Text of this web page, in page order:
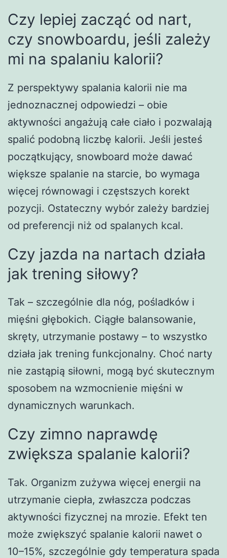
Czy lepiej zacząć od nart,
czy snowboardu, jeśli zależy
mi na spalaniu kalorii?
Z perspektywy spalania kalorii nie ma
jednoznacznej odpowiedzi – obie
aktywności angażują całe ciało i pozwalają
spalić podobną liczbę kalorii. Jeśli jesteś
początkujący, snowboard może dawać
większe spalanie na starcie, bo wymaga
więcej równowagi i częstszych korekt
pozycji. Ostateczny wybór zależy bardziej
od preferencji niż od spalanych kcal.
Czy jazda na nartach działa
jak trening siłowy?
Tak – szczególnie dla nóg, pośladków i
mięśni głębokich. Ciągłe balansowanie,
skręty, utrzymanie postawy – to wszystko
działa jak trening funkcjonalny. Choć narty
nie zastąpią siłowni, mogą być skutecznym
sposobem na wzmocnienie mięśni w
dynamicznych warunkach.
Czy zimno naprawdę
zwiększa spalanie kalorii?
Tak. Organizm zużywa więcej energii na
utrzymanie ciepła, zwłaszcza podczas
aktywności fizycznej na mrozie. Efekt ten
może zwiększyć spalanie kalorii nawet o
10–15%, szczególnie gdy temperatura spada